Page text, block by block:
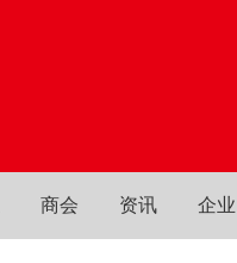
商会 资讯 企业